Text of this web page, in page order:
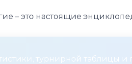
– это настоящие
турнирной таблицы